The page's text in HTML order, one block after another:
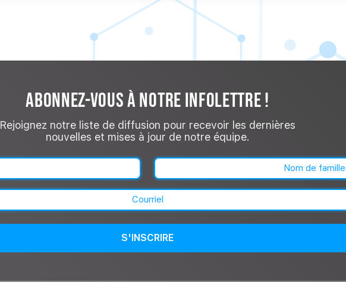
ABONNEZ-VOUS À NOTRE INFOLETTRE !
Rejoignez notre liste de diffusion pour recevoir les dernières
nouvelles et mises à jour de notre équipe.
Nom
(Nécessaire)
Nom
Courriel
(Nécessaire)